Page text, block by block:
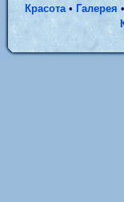
Красота• Галерея •